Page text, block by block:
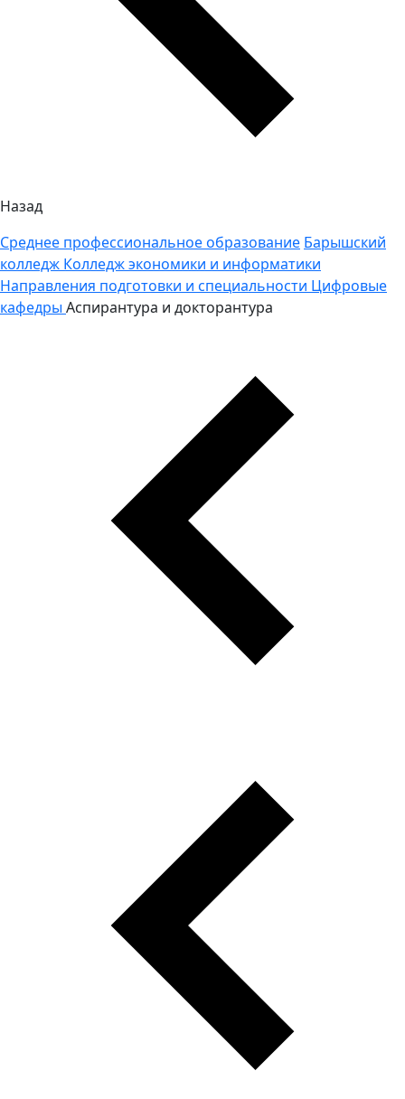
Назад
Среднее профессиональное образование Барышский
колледж Колледж экономики и информатики
Направления подготовки и специальности Цифровые
кафедры Аспирантура и докторантура